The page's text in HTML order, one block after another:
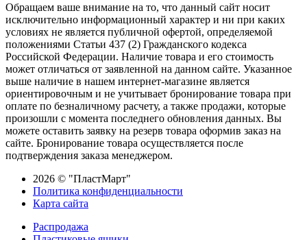
Обращаем ваше внимание на то, что данный сайт носит
исключительно информационный характер и ни при каких
условиях не является публичной офертой, определяемой
положениями Статьи 437 (2) Гражданского кодекса
Российской Федерации. Наличие товара и его стоимость
может отличаться от заявленной на данном сайте. Указанное
выше наличие в нашем интернет-магазине является
ориентировочным и не учитывает бронирование товара при
оплате по безналичному расчету, а также продажи, которые
произошли с момента последнего обновления данных. Вы
можете оставить заявку на резерв товара оформив заказ на
сайте. Бронирование товара осуществляется после
подтверждения заказа менеджером.
2026 © "ПластМарт"
Политика конфиденциальности
Карта сайта
Распродажа